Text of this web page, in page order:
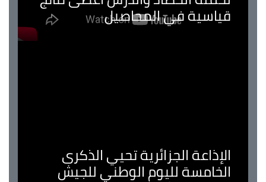
قياسية في المحاصيل
الإذاعة الجزائرية تحيي الذكرى
الخامسة لليوم الوطني للجيش